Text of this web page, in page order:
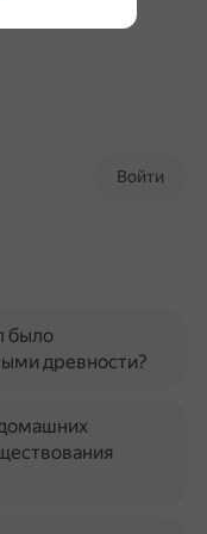
Войти
было
древности?